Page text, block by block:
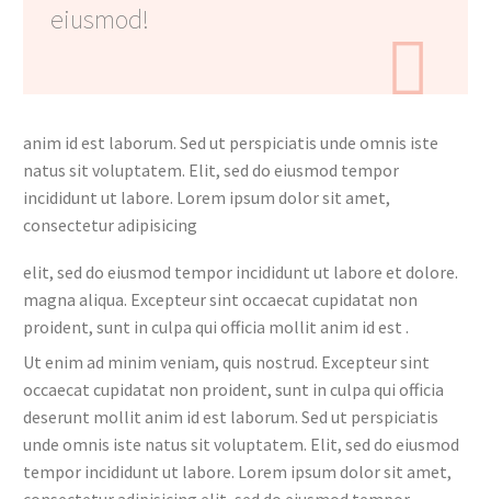
eiusmod!

anim id est laborum. Sed ut perspiciatis unde omnis iste
natus sit voluptatem. Elit, sed do eiusmod tempor
incididunt ut labore. Lorem ipsum dolor sit amet,
consectetur adipisicing
elit, sed do eiusmod tempor incididunt ut labore et dolore.
magna aliqua. Excepteur sint occaecat cupidatat non
proident, sunt in culpa qui officia mollit anim id est .
Ut enim ad minim veniam, quis nostrud. Excepteur sint
occaecat cupidatat non proident, sunt in culpa qui officia
deserunt mollit anim id est laborum. Sed ut perspiciatis
unde omnis iste natus sit voluptatem. Elit, sed do eiusmod
tempor incididunt ut labore. Lorem ipsum dolor sit amet,